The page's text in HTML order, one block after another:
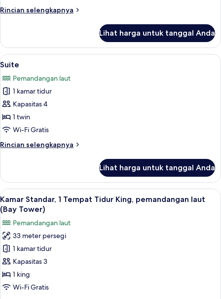
pemandangan
Tower)
Rincian selengkapnya
Rincian
Suite,
kamar
pemandangan
pantai
Tower)
Lihat harga untuk tanggal Anda
Lihat
semua
foto
untuk
Suite
Suite | Brankas, meja kerja, ruang
4
Suite
Pemandangan laut
1 kamar tidur
Kapasitas 4
1 twin
Wi-Fi Gratis
Rincian selengkapnya
Rincian
Suite
Lihat harga untuk tanggal Anda
Lihat
semua
foto
untuk
Kamar
Standar,
1
Tempat
Tidur
Kamar Standar, 1 Tempat Tidur
5
Kamar Standar, 1 Tempat Tidur King, pemandangan laut
(Bay Tower)
Pemandangan laut
33 meter persegi
1 kamar tidur
Kapasitas 3
1 king
Wi-Fi Gratis